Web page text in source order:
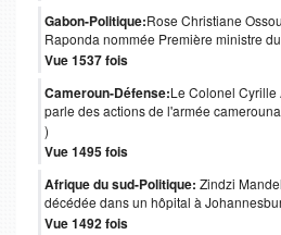
Gabon-Politique:Rose Christiane
Raponda nommée Première ministre
Vue 1537 fois
Cameroun-Défense:Le Colonel Cyrille
parle des actions de l'armée
)
Vue 1495 fois
Afrique du sud-Politique: Zindzi
décédée dans un hôpital à
Vue 1492 fois